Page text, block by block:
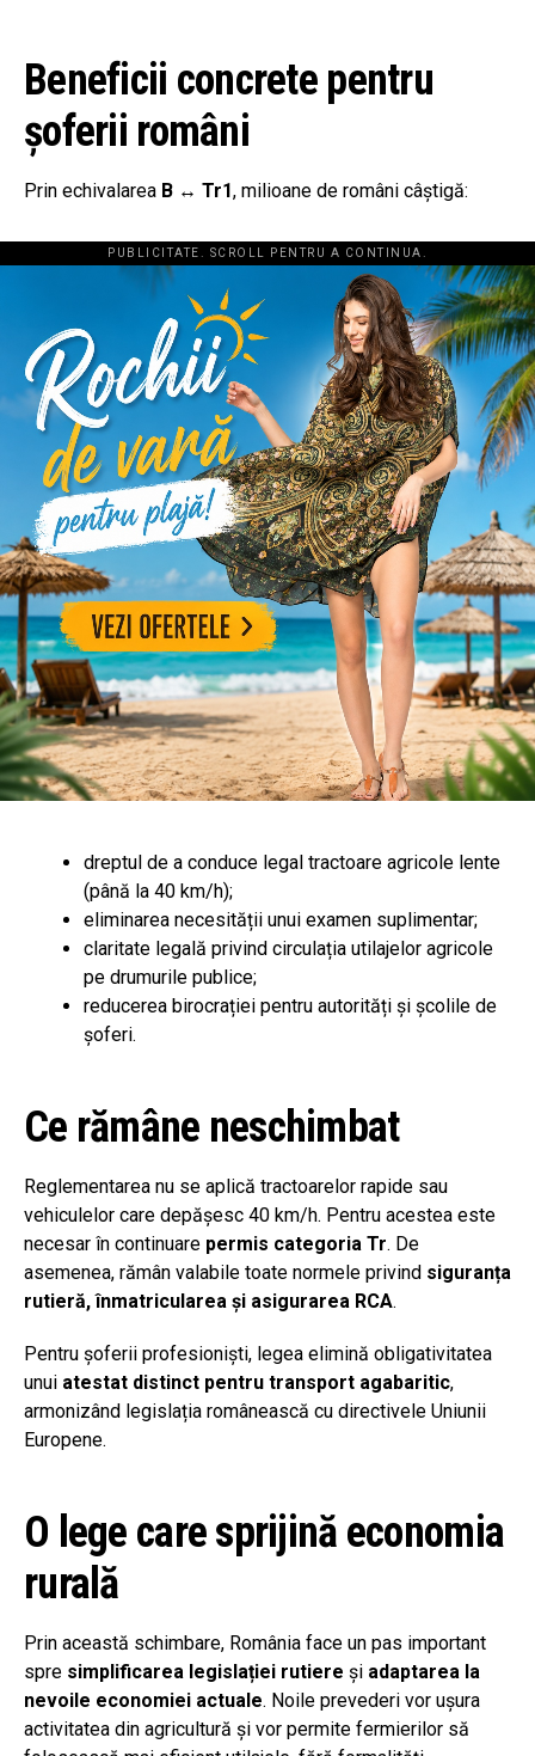
Beneficii concrete pentru
șoferii români
Prin echivalarea B ↔ Tr1, milioane de români câștigă:
PUBLICITATE. SCROLL PENTRU A CONTINUA.
dreptul de a conduce legal tractoare agricole lente
(până la 40 km/h);
eliminarea necesității unui examen suplimentar;
claritate legală privind circulația utilajelor agricole
pe drumurile publice;
reducerea birocrației pentru autorități și școlile de
șoferi.
Ce rămâne neschimbat
Reglementarea nu se aplică tractoarelor rapide sau
vehiculelor care depășesc 40 km/h. Pentru acestea este
necesar în continuare permis categoria Tr. De
asemenea, rămân valabile toate normele privind siguranța
rutieră, înmatricularea și asigurarea RCA.
Pentru șoferii profesioniști, legea elimină obligativitatea
unui atestat distinct pentru transport agabaritic,
armonizând legislația românească cu directivele Uniunii
Europene.
O lege care sprijină economia
rurală
Prin această schimbare, România face un pas important
spre simplificarea legislației rutiere și adaptarea la
nevoile economiei actuale. Noile prevederi vor ușura
activitatea din agricultură și vor permite fermierilor să